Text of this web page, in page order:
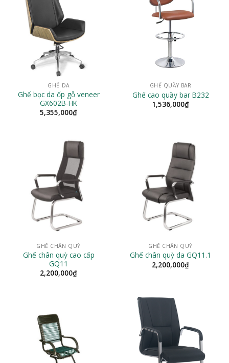
GHẾ DA
Ghế bọc da ốp gỗ veneer
GX602B-HK
5,355,000₫
GHẾ QUẦY BAR
Ghế cao quầy bar B232
1,536,000₫
GHẾ CHÂN QUỲ
Ghế chân quỳ cao cấp
GQ11
2,200,000₫
GHẾ CHÂN QUỲ
Ghế chân quỳ da GQ11.1
2,200,000₫